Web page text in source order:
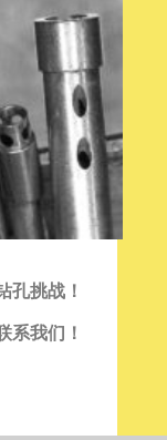
孔挑战！
系我们！